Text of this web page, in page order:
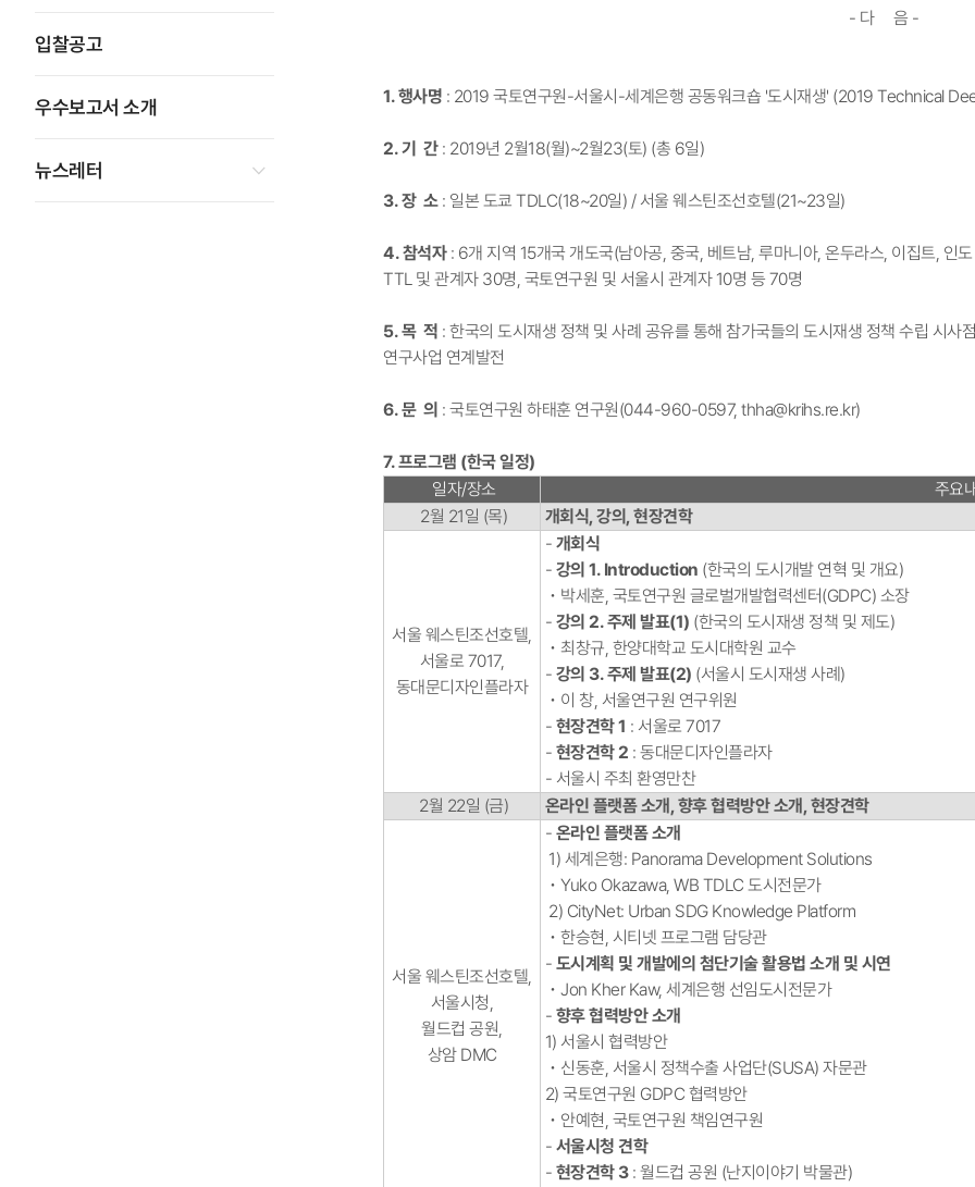
입찰공고
우수보고서 소개
뉴스레터
- 다 음 -
1. 행사명 : 2019 국토연구원-서울시-세계은행 공동워크숍 '도시재생' (2019 Technical
2. 기 간: 2019년 2월18(월)~2월23(토) (총 6일)
3. 장 소: 일본 도쿄 TDLC(18~20일) / ​서울 웨스틴조선호텔(21~23일)
4. 참석자: 6개 지역 15개국 개도국(남아공, 중국, 베트남, 루마니아, 온두라스, 이집트, 인
TTL 및 관계자 30명, 국토연구원 및 서울시 관계자 10명 등 70명
5. 목 적 : 한국의 도시재생 정책 및 사례 공유를 통해 참가국들의 도시재생 정책 수립 시
연구사업 연계발전
6. 문 의 : 국토연구원 하태훈 연구원(044-960-0597, thha@krihs.re.kr)
7. 프로그램​ (한국 일정)
일자/장소
주요
2월 21일 (목)
개회식, 강의, 현장견학
서울 웨스틴조선호텔,
서울로 7017,
동대문디자인플라자
- 개회식
- 강의 1. Introduction (한국의 도시개발 연혁 및 개요)
​ ･ ​박세훈, 국토연구원 글로벌개발협력센터(GDPC) 소장
- 강의 2. 주제 발표(1) (한국의 도시재생 정책 및 제도)​
･ ​최창규, 한양대학교 도시대학원 교수​
- 강의 3. 주제 발표(2) (서울시 도시재생 사례)​
･ ​이 창, 서울연구원 연구위원​
- 현장견학 1 : 서울로 7017
- 현장견학 2 : 동대문디자인플라자
- 서울시 주최 환영만찬
2월 22일 (금)
온라인 플랫폼 소개, 향후 협력방안 소개, 현장견학
서울 웨스틴조선호텔​,
서울시청,
월드컵 공원,
상암 DMC
- 온라인 플랫폼 소개
1) 세계은행: Panorama Development Solutions
･ Yuko Okazawa, WB TDLC 도시전문가
2) CityNet: Urban SDG Knowledge Platform
･ 한승현, 시티넷 프로그램 담당관
- 도시계획 및 개발에의 첨단기술 활용법 소개 및 시연
･ Jon Kher Kaw, 세계은행 선임도시전문가
- 향후 협력방안 소개
1) 서울시 협력방안
･ 신동훈, 서울시 정책수출 사업단(SUSA) 자문관
2) 국토연구원 GDPC 협력방안
･ 안예현, 국토연구원 책임연구원
- 서울시청 견학
- 현장견학 3: 월드컵 공원 (난지이야기 박물관)